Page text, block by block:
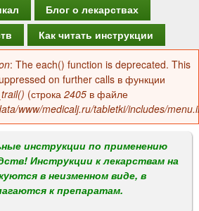
Блог о лекарствах
Как читать инструкции
: The each() function is deprecated. This
on further calls в функции
(строка 2405 в файле
www/medicalj.ru/tabletki/includes/
инструкции по применению
Инструкции к лекарствам на
в неизменном виде, в
к препаратам.